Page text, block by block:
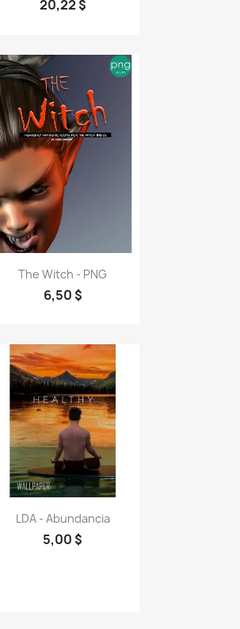
20,22 $
The Witch - PNG
6,50 $
LDA - Abundancia
5,00 $